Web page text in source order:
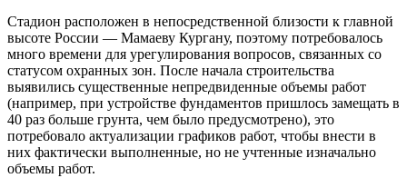
Стадион расположен в непосредственной близости к главной
высоте России — Мамаеву Кургану, поэтому потребовалось
много времени для урегулирования вопросов, связанных со
статусом охранных зон. После начала строительства
выявились существенные непредвиденные объемы работ
(например, при устройстве фундаментов пришлось замещать в
40 раз больше грунта, чем было предусмотрено), это
потребовало актуализации графиков работ, чтобы внести в
них фактически выполненные, но не учтенные изначально
объемы работ.